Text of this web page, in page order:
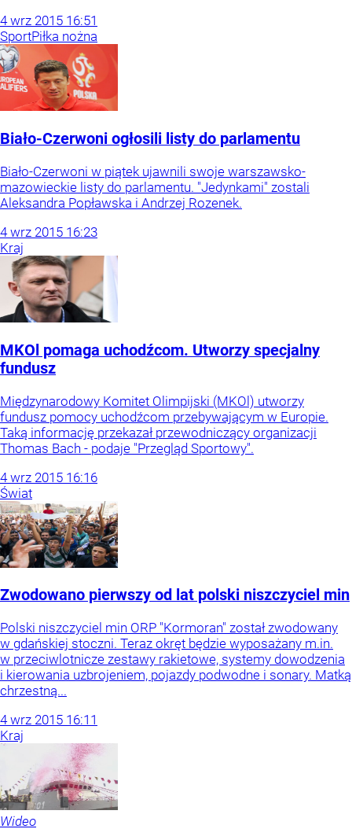
4 wrz 2015 16:51
SportPiłka nożna
Biało-Czerwoni ogłosili listy do parlamentu
Biało-Czerwoni w piątek ujawnili swoje warszawsko-
mazowieckie listy do parlamentu. "Jedynkami" zostali
Aleksandra Popławska i Andrzej Rozenek.
4 wrz 2015 16:23
Kraj
MKOl pomaga uchodźcom. Utworzy specjalny
fundusz
Międzynarodowy Komitet Olimpijski (MKOl) utworzy
fundusz pomocy uchodźcom przebywającym w Europie.
Taką informację przekazał przewodniczący organizacji
Thomas Bach - podaje "Przegląd Sportowy".
4 wrz 2015 16:16
Świat
Zwodowano pierwszy od lat polski niszczyciel min
Polski niszczyciel min ORP "Kormoran" został zwodowany
w gdańskiej stoczni. Teraz okręt będzie wyposażany m.in.
w przeciwlotnicze zestawy rakietowe, systemy dowodzenia
i kierowania uzbrojeniem, pojazdy podwodne i sonary. Matką
chrzestną...
4 wrz 2015 16:11
Kraj
Wideo